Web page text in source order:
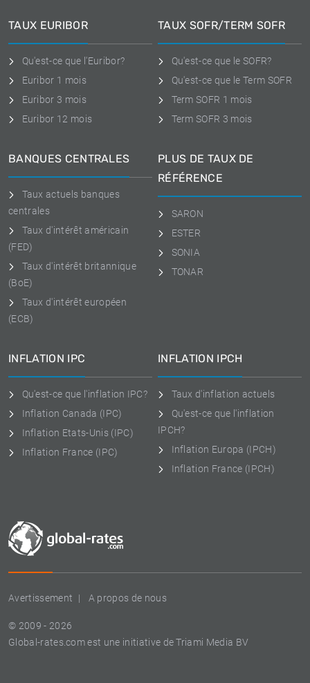
Avertissement A propos de nous
© 2009 - 2026
Global-rates.com est une initiative de Triami Media BV
TAUX EURIBOR
Qu'est-ce que l'Euribor?
Euribor 1 mois
Euribor 3 mois
Euribor 12 mois
TAUX SOFR/TERM SOFR
Qu'est-ce que le SOFR?
Qu'est-ce que le Term SOFR
Term SOFR 1 mois
Term SOFR 3 mois
BANQUES CENTRALES
Taux actuels banques
centrales
Taux d'intérêt américain
(FED)
Taux d'intérêt britannique
(BoE)
Taux d'intérêt européen
(ECB)
PLUS DE TAUX DE
RÉFÉRENCE
SARON
ESTER
SONIA
TONAR
INFLATION IPC
Qu'est-ce que l'inflation IPC?
Inflation Canada (IPC)
Inflation Etats-Unis (IPC)
Inflation France (IPC)
INFLATION IPCH
Taux d'inflation actuels
Qu'est-ce que l'inflation
IPCH?
Inflation Europa (IPCH)
Inflation France (IPCH)